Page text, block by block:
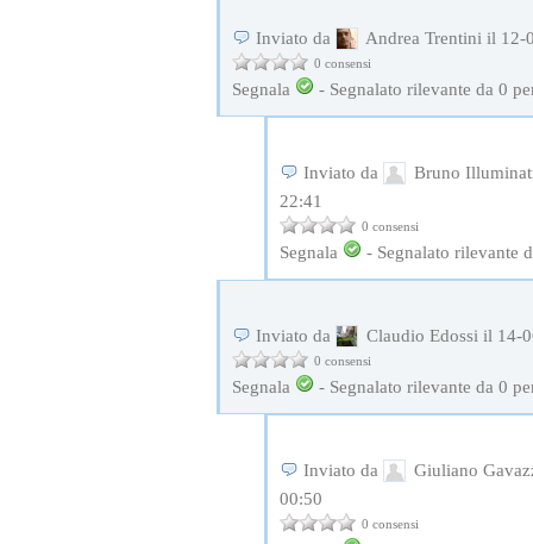
Inviato da Andrea Trentini il 12-
0 consensi
Segnala - Segnalato rilevante da 0
Inviato da
Bruno
22:41
0 consensi
Segnala - Segnalato rilevante
Inviato da Claudio Edossi il 14-
0 consensi
Segnala - Segnalato rilevante da 0
Inviato da
Giuliano
00:50
0 consensi